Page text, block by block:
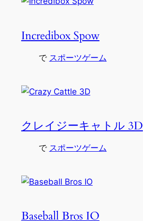
Incredibox Spow
で スポーツゲーム
クレイジーキャトル 3D
で スポーツゲーム
Baseball Bros IO